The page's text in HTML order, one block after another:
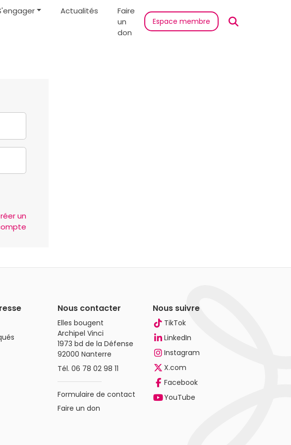
Actualités
Faire
un
don
Espace membre
un
Nous contacter
Elles bougent
Archipel Vinci
1973 bd de la Défense
92000 Nanterre
Tél.06 78 02 98 11
Formulaire de contact
Faire un don
Nous suivre
TikTok
LinkedIn
Instagram
X.com
Facebook
YouTube